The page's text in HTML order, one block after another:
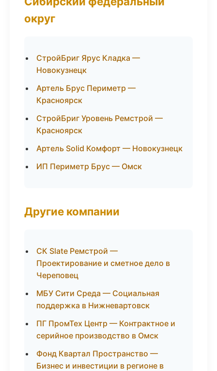
округ
СтройБриг Ярус Кладка —
Новокузнецк
Артель Брус Периметр —
Красноярск
СтройБриг Уровень Ремстрой —
Красноярск
Артель Solid Комфорт — Новокузнецк
ИП Периметр Брус — Омск
Другие компании
СК Slate Ремстрой —
Проектирование и сметное дело в
Череповец
МБУ Сити Среда — Социальная
поддержка в Нижневартовск
ПГ ПромТех Центр — Контрактное и
серийное производство в Омск
Фонд Квартал Пространство —
Бизнес и инвестиции в регионе в